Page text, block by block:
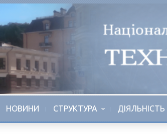
НОВИНИ СТРУКТУРА ДІЯЛЬНІСТЬ